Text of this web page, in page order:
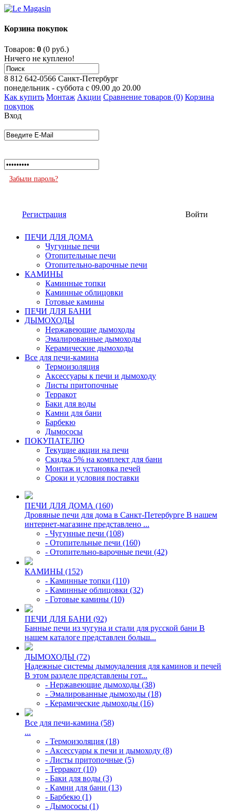
Корзина покупок
Товаров: 0 (0 руб.)
Ничего не куплено!
8 812 642-0566 Санкт-Петербург
понедельник - суббота с 09.00 до 20.00
Как купить Монтаж Акции Сравнение товаров (0) Корзина
покупок
Вход
Забыли пароль?
Регистрация Войти
ПЕЧИ ДЛЯ ДОМА
Чугунные печи
Отопительные печи
Отопительно-варочные печи
КАМИНЫ
Каминные топки
Каминные облицовки
Готовые камины
ПЕЧИ ДЛЯ БАНИ
ДЫМОХОДЫ
Нержавеющие дымоходы
Эмалированные дымоходы
Керамические дымоходы
Все для печи-камина
Термоизоляция
Аксессуары к печи и дымоходу
Листы притопочные
Терракот
Баки для воды
Камни для бани
Барбекю
Дымососы
ПОКУПАТЕЛЮ
Текущие акции на печи
Скидка 5% на комплект для бани
Монтаж и установка печей
Сроки и условия поставки
ПЕЧИ ДЛЯ ДОМА (160)
Дровяные печи для дома в Санкт-Петербурге В нашем
интернет-магазине представлено ...
- Чугунные печи (108)
- Отопительные печи (160)
- Отопительно-варочные печи (42)
КАМИНЫ (152)
- Каминные топки (110)
- Каминные облицовки (32)
- Готовые камины (10)
ПЕЧИ ДЛЯ БАНИ (92)
Банные печи из чугуна и стали для русской бани В
нашем каталоге представлен больш...
ДЫМОХОДЫ (72)
Надежные системы дымоудаления для каминов и печей
В этом разделе представлены гот...
- Нержавеющие дымоходы (38)
- Эмалированные дымоходы (18)
- Керамические дымоходы (16)
Все для печи-камина (58)
...
- Термоизоляция (18)
- Аксессуары к печи и дымоходу (8)
- Листы притопочные (5)
- Терракот (10)
- Баки для воды (3)
- Камни для бани (13)
- Барбекю (1)
- Дымососы (1)